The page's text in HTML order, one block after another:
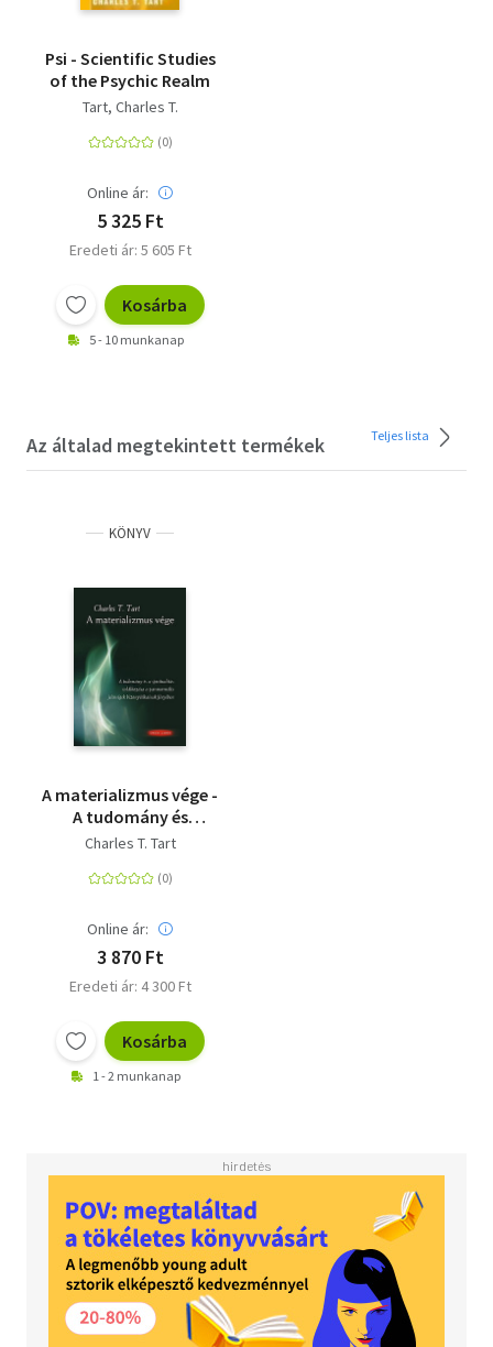
Psi - Scientific Studies
of the Psychic Realm
Tart, Charles T.
Online ár:
5 325 Ft
Eredeti ár: 5 605 Ft
Kosárba
5 - 10 munkanap
Az általad megtekintett termékek Teljes lista
KÖNYV
A materializmus vége -
A tudomány és
spiritualitás
paranormális
bizonyítékainak
fényében
Charles T. Tart
Online ár:
3 870 Ft
Eredeti ár: 4 300 Ft
Kosárba
1 - 2 munkanap